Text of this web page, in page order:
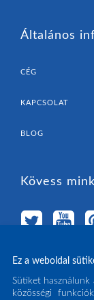
Ez a weboldal
Sütiket használunk
közösségi
Általános
CÉG
KAPCSOLAT
BLOG
Kövess